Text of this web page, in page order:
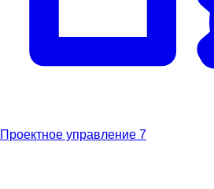
Проектное управление 7